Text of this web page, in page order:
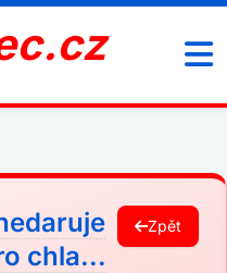
chla...
Zpět